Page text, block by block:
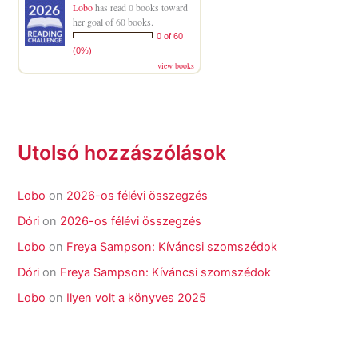
Lobohas read 0 books toward
her goal of 60 books.
0 of 60
(0%)
view books
Utolsó hozzászólások
Lobo on 2026-os félévi összegzés
Dóri on 2026-os félévi összegzés
Lobo on Freya Sampson: Kíváncsi szomszédok
Dóri on Freya Sampson: Kíváncsi szomszédok
Lobo on Ilyen volt a könyves 2025